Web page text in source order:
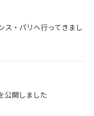
ス・パリへ行ってきまし
公開しました